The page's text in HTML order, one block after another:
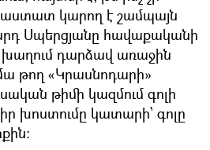
կարող է շամպայն
Սպերցյանը հավաքականի
խաղում դարձավ առաջին
թող «Կրասնոդարի»
թիմի կազմում գոլի
խոստումը կատարի՝ գոլը